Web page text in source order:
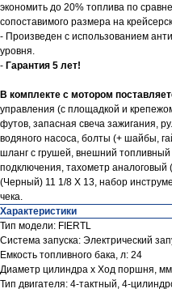
экономить до 20% топлива по
сопоставимого размера на
- Произведен с использованием
уровня.
- Гарантия 5 лет!
В комплекте с мотором
управления (с площадкой и
футов, запасная свеча зажигания,
водяного насоса, болты (+ шайбы,
шланг с грушей, внешний топливный
подключения, тахометр аналоговый
(Черный) 11 1/8 Х 13, набор
чека.
Характеристики
Тип модели: FIERTL
Система запуска: Электрический
Емкость топливного бака, л: 24
Диаметр цилиндра х Ход поршня,
Тип двигателя: 4-тактный, 4-